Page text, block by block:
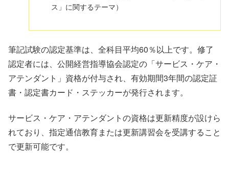
ス」に関するテーマ）
筆記試験の認定基準は、全科目平均60％以上です。修了
認定者には、公開経営指導協会認定の「サービス・ケア・
アテンダント」資格が付与され、有効期間3年間の認定証
書・認定書カード・ステッカーが発行されます。
サービス・ケア・アテンダントの資格は更新精度が設けら
れており、指定通信教育または更新講習会を受講すること
で更新可能です。